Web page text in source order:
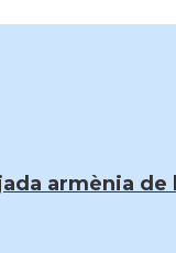
armènia de